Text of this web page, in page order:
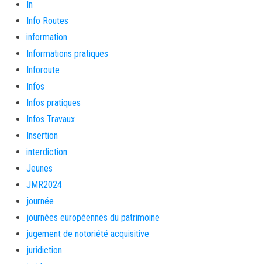
In
Info Routes
information
Informations pratiques
Inforoute
Infos
Infos pratiques
Infos Travaux
Insertion
interdiction
Jeunes
JMR2024
journée
journées européennes du patrimoine
jugement de notoriété acquisitive
juridiction